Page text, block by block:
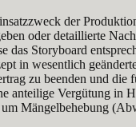
der
oder detaillierte
das Storyboard
in wesentlich
zu beenden und
anteilige Vergütung in
Mängelbehebung